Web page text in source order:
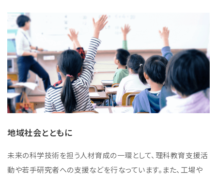
ニュース
JEOLメールマガジン登録
お問い合わせのご案内
サイトマップ
蛍光X線分析装置 (XRF)
その他装置
磁気共鳴装置 総合
核磁気共鳴装置 (NMR)
NMRプローブ
超伝導マグネット (SCM)
NMRソフトウェア
電子スピン共鳴装置 (ESR)
ESR周辺機器
お薦め消耗品
安全データシート(SDS)
会員制サービス (JEOL Solutions / パーツ販売ECサイト)
災害時の対応マニュアル
サービス＆サポートエリア
防衛・航空宇宙
ライフサイエンス
電池
自動車
非鉄・金属
プラスチック・高分子
環境
グローバルネットワーク
YOKOGUSHI 2.0
クローズアップJEOL
理科教育支援
国内拠点
海外関係会社
沿革
コーポレートシンボル
トップコミットメント
サステナビリティへの考え方
環境
社会
ガバナンス
統合報告書
採用情報
数字で見る日本電子
日本電子について
VOICE
PROFESSIONAL INTERVIEW
福利厚生
インターンシップ
地域社会とともに
未来の科学技術を担う人材育成の一環として、理科教育支援活
動や若手研究者への支援などを行なっています。また、工場や